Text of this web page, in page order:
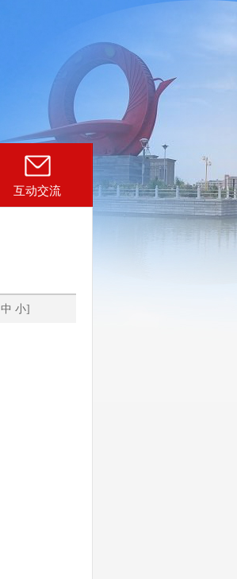
互动交流
中 小]